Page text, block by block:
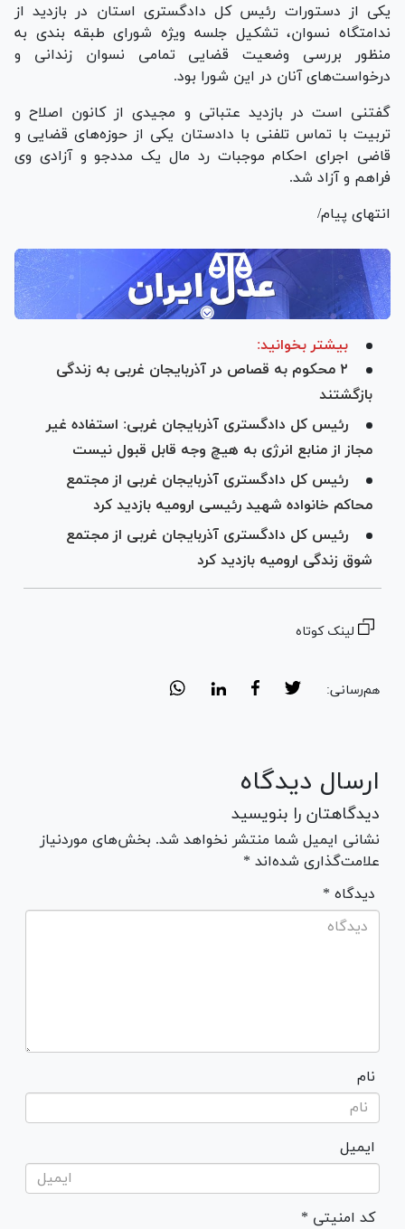
یکی از دستورات رئیس کل دادگستری استان در بازدید از
ندامتگاه نسوان، تشکیل جلسه ویژه شورای طبقه بندی به
منظور بررسی وضعیت قضایی تمامی نسوان زندانی و
درخواست‌های آنان در این شورا بود.
گفتنی است در بازدید عتباتی و مجیدی از کانون اصلاح و
تربیت با تماس تلفنی با دادستان یکی از حوزه‌های قضایی و
قاضی اجرای احکام موجبات رد مال یک مددجو و آزادی وی
فراهم و آزاد شد.
انتهای پیام/
بیشتر بخوانید:
۲ محکوم به قصاص در آذربایجان غربی به زندگی
بازگشتند
رئیس کل دادگستری آذربایجان غربی: استفاده غیر
مجاز از منابع انرژی به هیچ وجه قابل قبول نیست
رئیس کل دادگستری آذربایجان غربی از مجتمع
محاکم خانواده شهید رئیسی ارومیه بازدید کرد
رئیس کل دادگستری آذربایجان غربی از مجتمع
شوق زندگی ارومیه بازدید کرد
لینک کوتاه
هم‌رسانی:
ارسال دیدگاه
دیدگاهتان را بنویسید
نشانی ایمیل شما منتشر نخواهد شد. بخش‌های موردنیاز
علامت‌گذاری شده‌اند *
* دیدگاه
نام
ایمیل
* کد امنیتی